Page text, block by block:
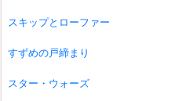
スキップとローファー
すずめの戸締まり
スター・ウォーズ